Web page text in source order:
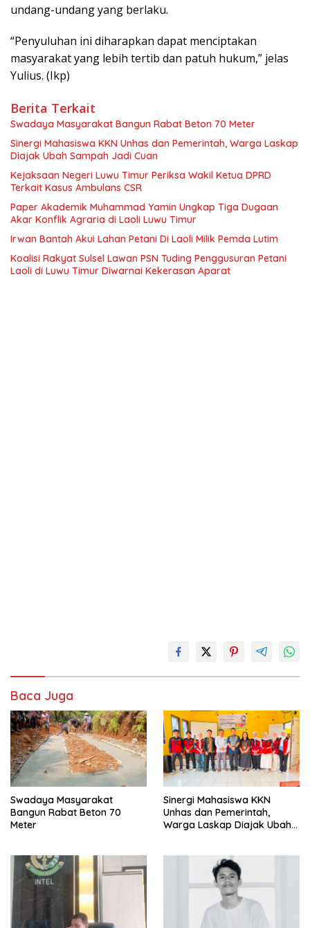
undang-undang yang berlaku.
“Penyuluhan ini diharapkan dapat menciptakan
masyarakat yang lebih tertib dan patuh hukum,” jelas
Yulius. (Ikp)
Berita Terkait
Swadaya Masyarakat Bangun Rabat Beton 70 Meter
Sinergi Mahasiswa KKN Unhas dan Pemerintah, Warga Laskap
Diajak Ubah Sampah Jadi Cuan
Kejaksaan Negeri Luwu Timur Periksa Wakil Ketua DPRD
Terkait Kasus Ambulans CSR
Paper Akademik Muhammad Yamin Ungkap Tiga Dugaan
Akar Konflik Agraria di Laoli Luwu Timur
Irwan Bantah Akui Lahan Petani Di Laoli Milik Pemda Lutim
Koalisi Rakyat Sulsel Lawan PSN Tuding Penggusuran Petani
Laoli di Luwu Timur Diwarnai Kekerasan Aparat
Baca Juga
Swadaya Masyarakat
Bangun Rabat Beton 70
Meter
Sinergi Mahasiswa KKN
Unhas dan Pemerintah,
Warga Laskap Diajak Ubah